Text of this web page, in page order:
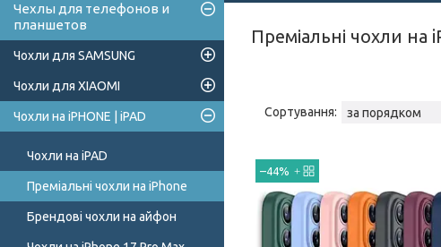
Преміальні чохли на
–44%
Чехлы для телефонов и
планшетов
Чохли для SAMSUNG
Чохли для XIAOMI
Чохли на iPHONE | iPAD
Чохли на iPAD
Преміальні чохли на iPhone
Брендові чохли на айфон